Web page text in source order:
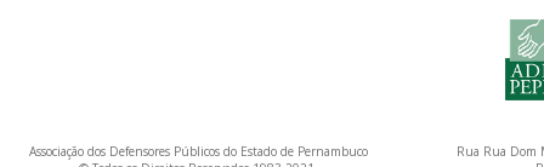
Associação dos Defensores Públicos do Estado de Pernambuco
Rua Rua Dom